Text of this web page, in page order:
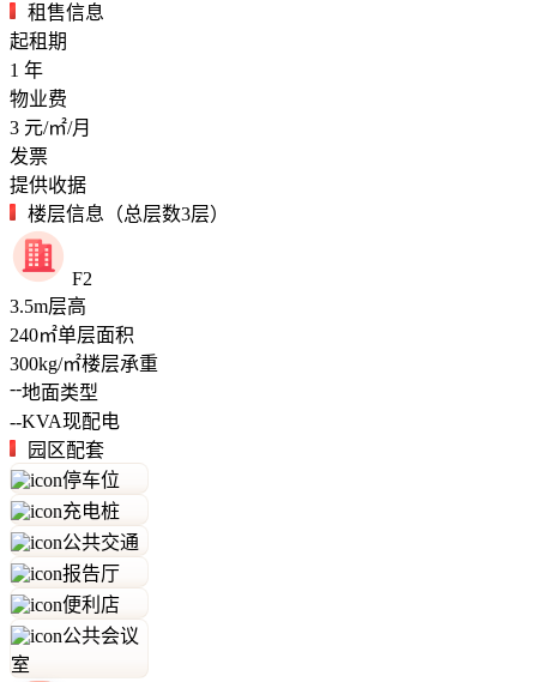
租售信息
起租期
1 年
物业费
3 元/㎡/月
发票
提供收据
楼层信息（总层数3层）
F2
3.5m层高
240㎡单层面积
300kg/㎡楼层承重
--地面类型
--KVA现配电
园区配套
停车位
充电桩
公共交通
报告厅
便利店
公共会议
室